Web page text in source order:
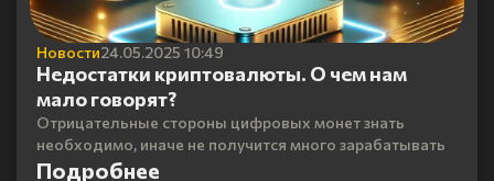
Новости24.05.2025 10:49
Недостатки криптовалюты. О чем нам
мало говорят?
Отрицательные стороны цифровых монет знать
необходимо, иначе не получится много зарабатывать
Подробнее